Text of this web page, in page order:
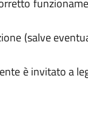
(salve
è invitato a